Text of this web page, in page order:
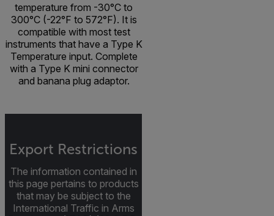
temperature from -30°C to
300°C (-22°F to 572°F). It is
compatible with most test
instruments that have a Type K
Temperature input. Complete
with a Type K mini connector
and banana plug adaptor.
Export Restrictions
The information contained in
this page pertains to products
that may be subject to the
International Traffic in Arms